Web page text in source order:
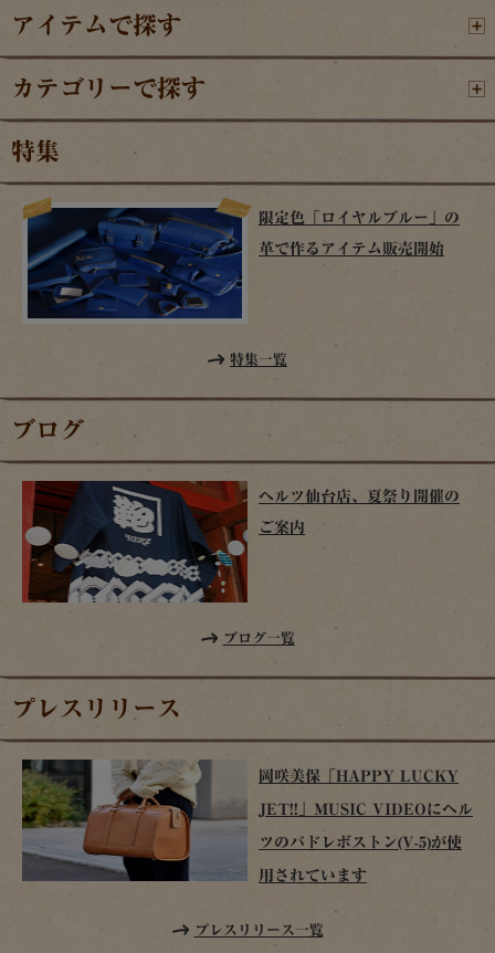
アイテムで探す
カテゴリーで探す
特集
限定色「ロイヤルブルー」の
革で作るアイテム販売開始
特集一覧
ブログ
ヘルツ仙台店、夏祭り開催の
ご案内
ブログ一覧
プレスリリース
岡咲美保「HAPPY LUCKY
JET!!」MUSIC VIDEOにヘル
ツのパドレボストン(V-5)が使
用されています
プレスリリース一覧